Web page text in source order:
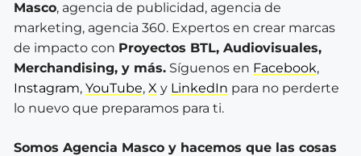
Masco, agencia de publicidad, agencia de
marketing, agencia 360. Expertos en crear marcas
de impacto con Proyectos BTL, Audiovisuales,
Merchandising, y más. Síguenos en Facebook,
Instagram, YouTube, X y LinkedIn para no perderte
lo nuevo que preparamos para ti.
Somos Agencia Masco y hacemos que las cosas